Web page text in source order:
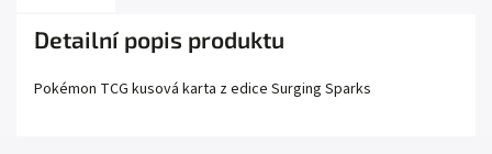
Detailní popis produktu
Pokémon TCG kusová karta z edice Surging Sparks